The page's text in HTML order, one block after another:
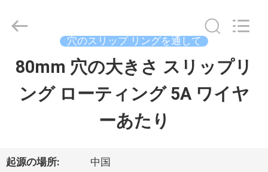
家
JINPAT
穴のスリップ リングを通して
80mm 穴の大きさ スリップリ
ング ローティング 5A ワイヤ
ーあたり
起源の場所: 中国